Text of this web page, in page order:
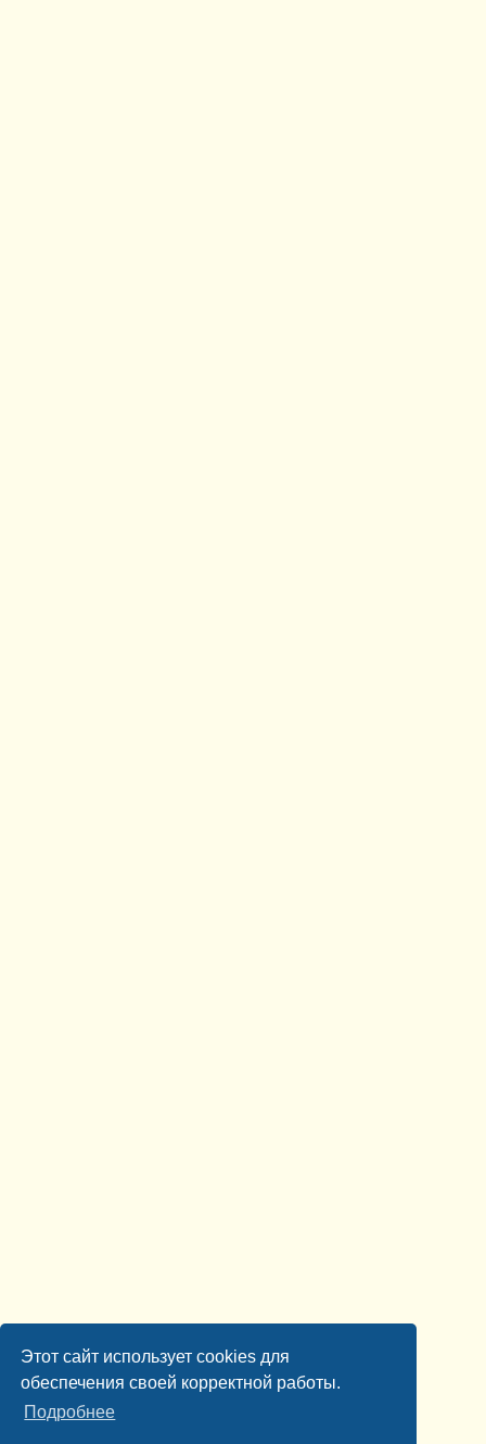
Этот сайт использует cookies для
обеспечения своей корректной работы.
Подробнее